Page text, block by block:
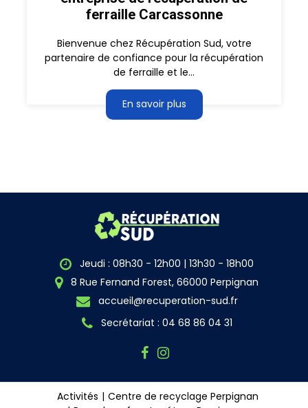
ferraille Carcassonne
Bienvenue chez Récupération Sud, votre
partenaire de confiance pour la récupération
de ferraille et le...
En savoir plus
Jeudi : 08h30 - 12h00 | 13h30 - 18h00
8 Rue Fernand Forest, 66000 Perpignan
accueil@recuperation-sud.fr
Secrétariat : 04 68 86 04 31
Activités
Centre de recyclage Perpignan